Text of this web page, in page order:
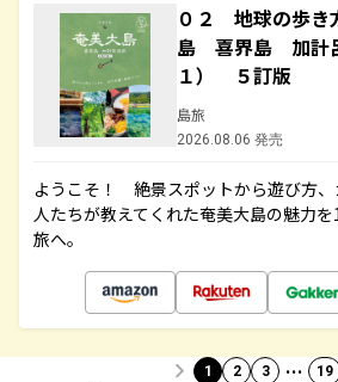
０２ 地球の歩
島 喜界島 加計
１） ５訂版
島旅
2026.08.06 発売
ようこそ！ 絶景スポットから遊び方、
人たちが教えてくれた奄美大島の魅力
旅へ。
1 2 3 … 19